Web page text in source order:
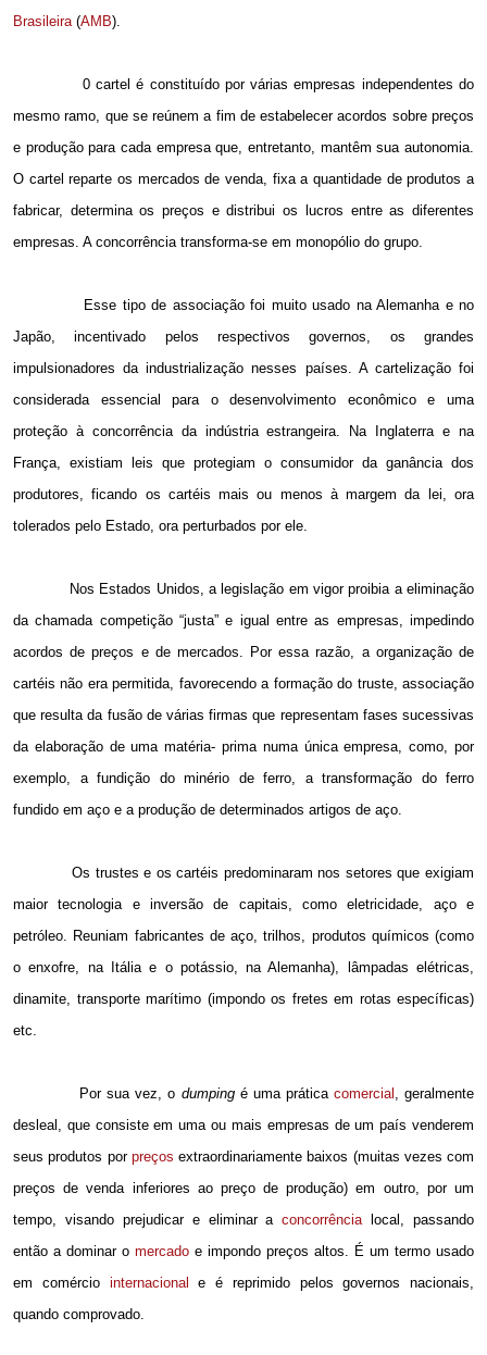
Brasileira(AMB).
0 cartel é constituído por várias empresas independentes do
mesmo ramo, que se reúnem a fim de estabelecer acordos sobre preços
e produção para cada empresa que, entretanto, mantêm sua autonomia.
O cartel reparte os mercados de venda, fixa a quantidade de produtos a
fabricar, determina os preços e distribui os lucros entre as diferentes
empresas. A concorrência transforma-se em monopólio do grupo.
Esse tipo de associação foi muito usado na Alemanha e no
Japão, incentivado pelos respectivos governos, os grandes
impulsionadores da industrialização nesses países. A cartelização foi
considerada essencial para o desenvolvimento econômico e uma
proteção à concorrência da indústria estrangeira. Na Inglaterra e na
França, existiam leis que protegiam o consumidor da ganância dos
produtores, ficando os cartéis mais ou menos à margem da lei, ora
tolerados pelo Estado, ora perturbados por ele.
Nos Estados Unidos, a legislação em vigor proibia a eliminação
da chamada competição “justa” e igual entre as empresas, impedindo
acordos de preços e de mercados. Por essa razão, a organização de
cartéis não era permitida, favorecendo a formação do truste, associação
que resulta da fusão de várias firmas que representam fases sucessivas
da elaboração de uma matéria- prima numa única empresa, como, por
exemplo, a fundição do minério de ferro, a transformação do ferro
fundido em aço e a produção de determinados artigos de aço.
Os trustes e os cartéis predominaram nos setores que exigiam
maior tecnologia e inversão de capitais, como eletricidade, aço e
petróleo. Reuniam fabricantes de aço, trilhos, produtos químicos (como
o enxofre, na Itália e o potássio, na Alemanha), lâmpadas elétricas,
dinamite, transporte marítimo (impondo os fretes em rotas específicas)
etc.
Por sua vez, o dumpingé uma prática comercial , geralmente
desleal, que consiste em uma ou mais empresas de um país venderem
seus produtos por preços extraordinariamente baixos (muitas vezes com
preços de venda inferiores ao preço de produção) em outro, por um
tempo, visando prejudicar e eliminar aconcorrêncialocal, passando
então a dominar o mercado e impondo preços altos. É um termo usado
em comércio internacional e é reprimido pelos governos nacionais,
quando comprovado.